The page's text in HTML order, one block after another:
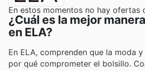
En estos momentos no hay ofertas
¿Cuál es la mejor
en ELA?
En ELA, comprenden que la moda
por qué comprometer el bolsillo.